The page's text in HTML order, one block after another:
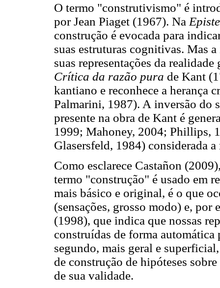
O termo "construtivismo" é
por Jean Piaget (1967). Na
construção é evocada para
suas estruturas cognitivas. Mas
suas representações da
Crítica da razão pura de Kant
kantiano e reconhece a herança
Palmarini, 1987). A inversão do
presente na obra de Kant é
1999; Mahoney, 2004; Phillips,
Glasersfeld, 1984) considerada
Como esclarece Castañon
termo "construção" é usado em
mais básico e original, é o que
(sensações, grosso modo) e,
(1998), que indica que nossas
construídas de forma automática
segundo, mais geral e
de construção de hipóteses
de sua validade.